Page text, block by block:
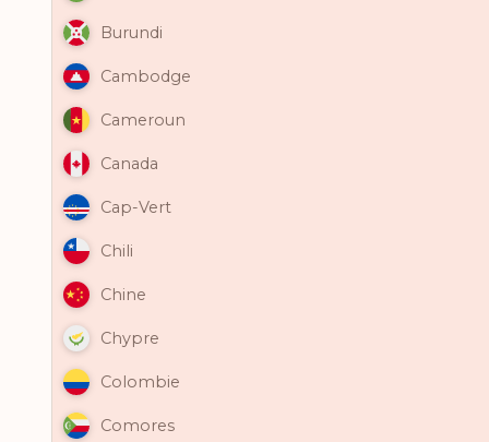
Burundi
Cambodge
Cameroun
Canada
Cap-Vert
Chili
Chine
Chypre
Colombie
Comores